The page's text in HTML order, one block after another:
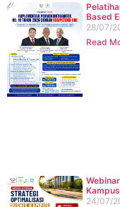
Based
28/07/
Read
24/07/